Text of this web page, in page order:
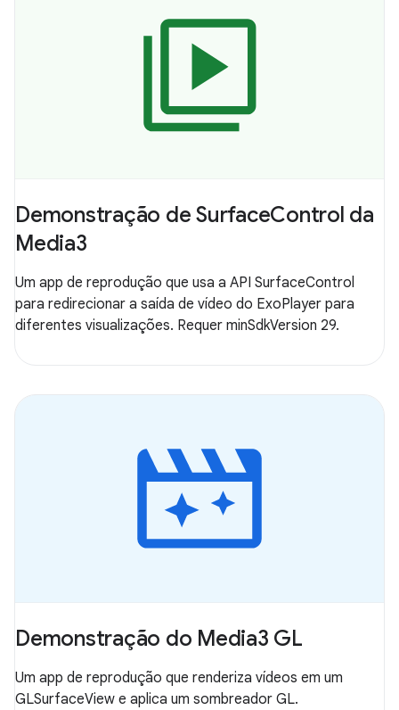
Demonstração de SurfaceControl da
Media3
Um app de reprodução que usa a API SurfaceControl
para redirecionar a saída de vídeo do ExoPlayer para
diferentes visualizações. Requer minSdkVersion 29.
Demonstração do Media3 GL
Um app de reprodução que renderiza vídeos em um
GLSurfaceView e aplica um sombreador GL.